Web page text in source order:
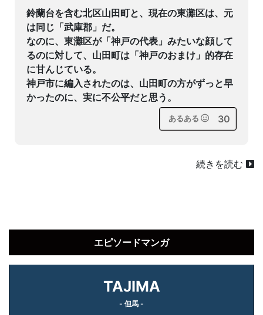
鈴蘭台を含む北区山田町と、現在の東灘区は、元
は同じ「武庫郡」だ。
なのに、東灘区が「神戸の代表」みたいな顔して
るのに対して、山田町は「神戸のおまけ」的存在
に甘んじている。
神戸市に編入されたのは、山田町の方がずっと早
かったのに、実に不公平だと思う。
あるある 30
続きを読む
エピソードマンガ
TAJIMA
- 但馬 -